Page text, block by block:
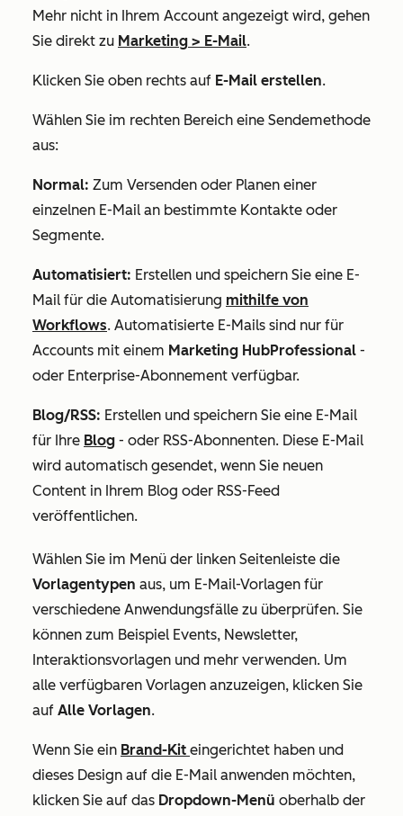
Mehr nicht in Ihrem Account angezeigt wird, gehen
Sie direkt zu Marketing > E-Mail.
Klicken Sie oben rechts auf E-Mail erstellen.
Wählen Sie im rechten Bereich eine Sendemethode
aus:
Normal: Zum Versenden oder Planen einer
einzelnen E-Mail an bestimmte Kontakte oder
Segmente.
Automatisiert: Erstellen und speichern Sie eine E-
Mail für die Automatisierung mithilfe von
Workflows. Automatisierte E-Mails sind nur für
Accounts mit einem Marketing HubProfessional -
oder Enterprise-Abonnement verfügbar.
Blog/RSS: Erstellen und speichern Sie eine E-Mail
für Ihre Blog - oder RSS-Abonnenten. Diese E-Mail
wird automatisch gesendet, wenn Sie neuen
Content in Ihrem Blog oder RSS-Feed
veröffentlichen.
Wählen Sie im Menü der linken Seitenleiste die
Vorlagentypen aus, um E-Mail-Vorlagen für
verschiedene Anwendungsfälle zu überprüfen. Sie
können zum Beispiel Events, Newsletter,
Interaktionsvorlagen und mehr verwenden. Um
alle verfügbaren Vorlagen anzuzeigen, klicken Sie
auf Alle Vorlagen.
Wenn Sie ein Brand-Kit eingerichtet haben und
dieses Design auf die E-Mail anwenden möchten,
klicken Sie auf das Dropdown-Menü oberhalb der